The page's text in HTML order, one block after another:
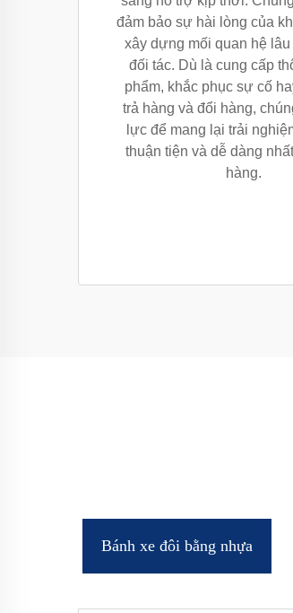
đảm bảo sự hài lòng của
xây dựng mối quan hệ
đối tác. Dù là cung cấp
phẩm, khắc phục sự cố
trả hàng và đổi hàng,
lực để mang lại trải
thuận tiện và dễ dàng
hàng.
Bánh xe đôi bằng nhựa